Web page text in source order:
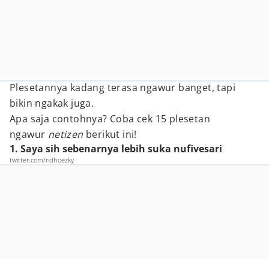
Plesetannya kadang terasa ngawur banget, tapi
bikin ngakak juga.
Apa saja contohnya? Coba cek 15 plesetan
ngawur netizen berikut ini!
1. Saya sih sebenarnya lebih suka nufivesari
twitter.com/ridhoezky